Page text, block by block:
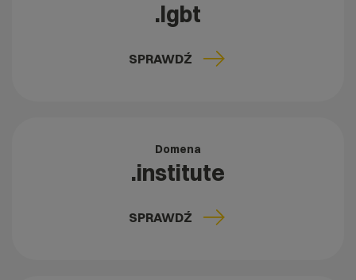
.lgbt
SPRAWDŹ
Domena
.institute
SPRAWDŹ